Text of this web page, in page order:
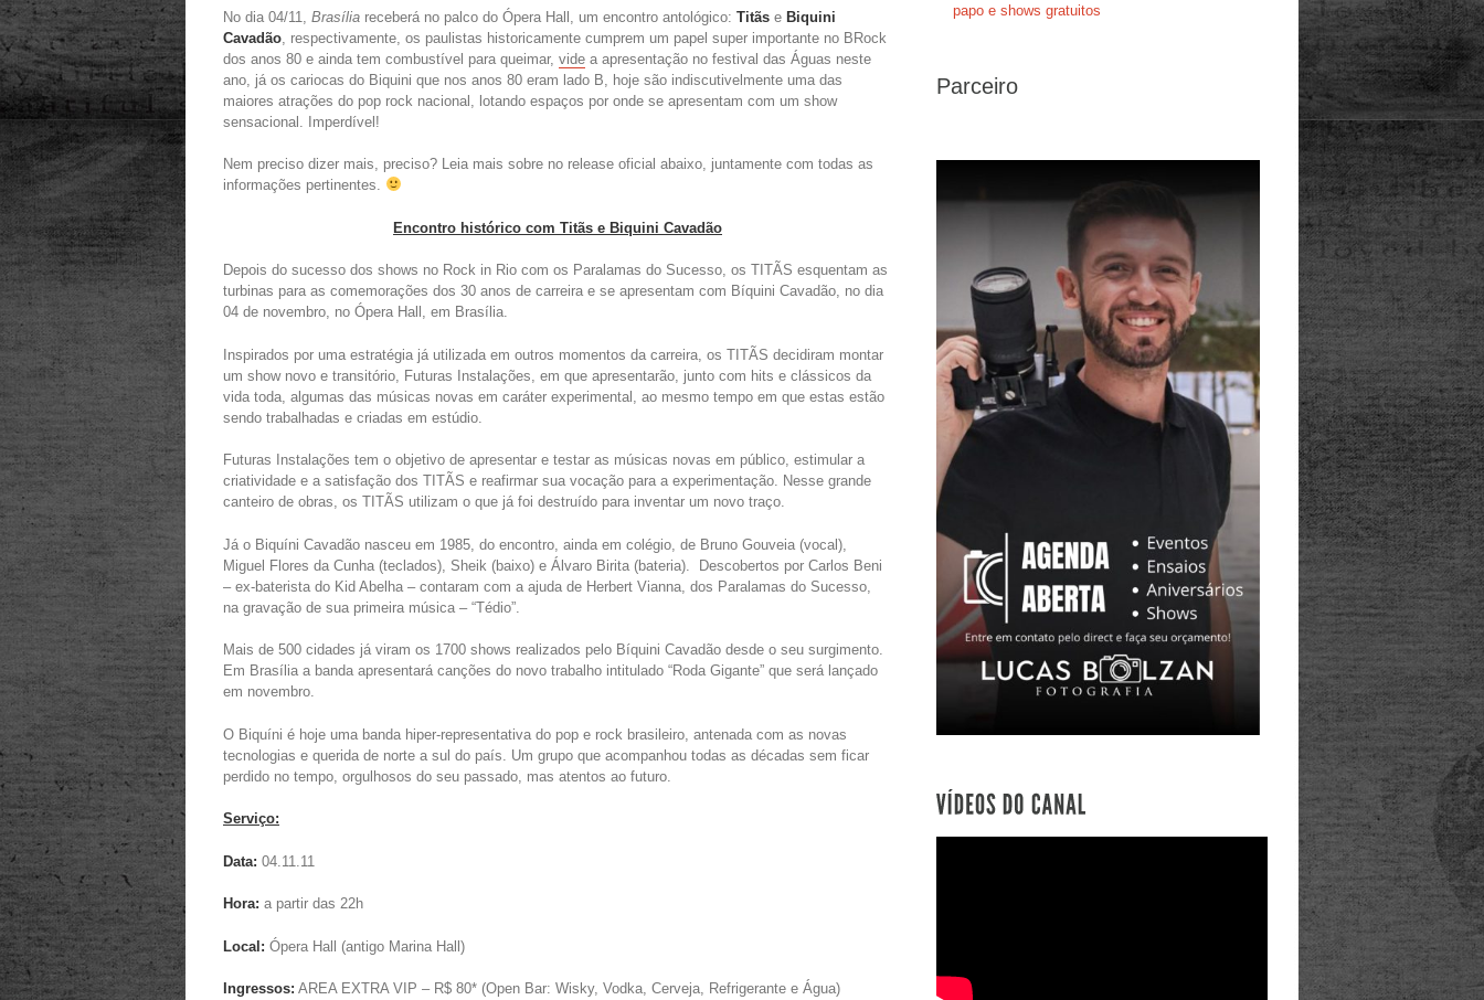
No dia 04/11, Brasília receberá no palco do Ópera Hall, um encontro antológico: Titãs e Biquini
Cavadão , respectivamente, os paulistas historicamente cumprem um papel super importante no BRock
dos anos 80 e ainda tem combustível para queimar, vide a apresentação no festival das Águas neste
ano, já os cariocas do Biquini que nos anos 80 eram lado B, hoje são indiscutivelmente uma das
maiores atrações do pop rock nacional, lotando espaços por onde se apresentam com um show
sensacional. Imperdível!
Nem preciso dizer mais, preciso? Leia mais sobre no release oficial abaixo, juntamente com todas as
informações pertinentes.
Encontro histórico com Titãs e Biquini Cavadão
Depois do sucesso dos shows no Rock in Rio com os Paralamas do Sucesso, os TITÃS esquentam as
turbinas para as comemorações dos 30 anos de carreira e se apresentam com Bíquini Cavadão, no dia
04 de novembro, no Ópera Hall, em Brasília.
Inspirados por uma estratégia já utilizada em outros momentos da carreira, os TITÃS decidiram montar
um show novo e transitório, Futuras Instalações, em que apresentarão, junto com hits e clássicos da
vida toda, algumas das músicas novas em caráter experimental, ao mesmo tempo em que estas estão
sendo trabalhadas e criadas em estúdio.
Futuras Instalações tem o objetivo de apresentar e testar as músicas novas em público, estimular a
criatividade e a satisfação dos TITÃS e reafirmar sua vocação para a experimentação. Nesse grande
canteiro de obras, os TITÃS utilizam o que já foi destruído para inventar um novo traço.
Já o Biquíni Cavadão nasceu em 1985, do encontro, ainda em colégio, de Bruno Gouveia (vocal),
Miguel Flores da Cunha (teclados), Sheik (baixo) e Álvaro Birita (bateria). Descobertos por Carlos Beni
– ex-baterista do Kid Abelha – contaram com a ajuda de Herbert Vianna, dos Paralamas do Sucesso,
na gravação de sua primeira música – “Tédio”.
Mais de 500 cidades já viram os 1700 shows realizados pelo Bíquini Cavadão desde o seu surgimento.
Em Brasília a banda apresentará canções do novo trabalho intitulado “Roda Gigante” que será lançado
em novembro.
O Biquíni é hoje uma banda hiper-representativa do pop e rock brasileiro, antenada com as novas
tecnologias e querida de norte a sul do país. Um grupo que acompanhou todas as décadas sem ficar
perdido no tempo, orgulhosos do seu passado, mas atentos ao futuro.
Serviço:
Data: 04.11.11
Hora: a partir das 22h
Local: Ópera Hall (antigo Marina Hall)
Ingressos: AREA EXTRA VIP – R$ 80* (Open Bar: Wisky, Vodka, Cerveja, Refrigerante e Água)
papo e shows gratuitos
Parceiro